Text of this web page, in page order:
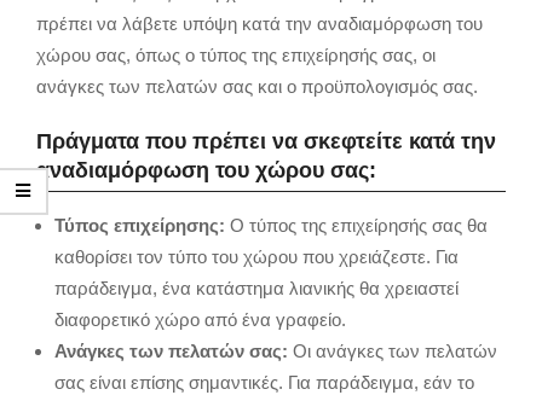
πρέπει να λάβετε υπόψη κατά την αναδιαμόρφωση του
χώρου σας, όπως ο τύπος της επιχείρησής σας, οι
ανάγκες των πελατών σας και ο προϋπολογισμός σας.
Πράγματα που πρέπει να σκεφτείτε κατά την
αναδιαμόρφωση του χώρου σας:
Τύπος επιχείρησης: Ο τύπος της επιχείρησής σας θα
καθορίσει τον τύπο του χώρου που χρειάζεστε. Για
παράδειγμα, ένα κατάστημα λιανικής θα χρειαστεί
διαφορετικό χώρο από ένα γραφείο.
Ανάγκες των πελατών σας: Οι ανάγκες των πελατών
σας είναι επίσης σημαντικές. Για παράδειγμα, εάν το